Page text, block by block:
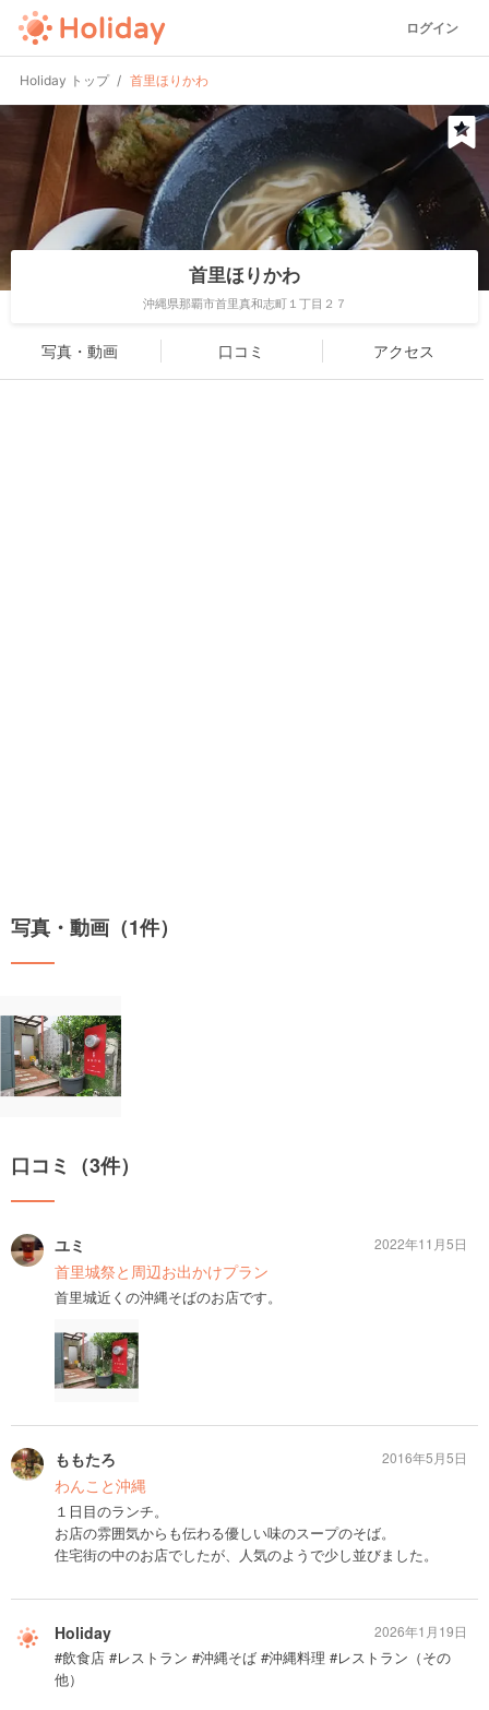
ログイン
Holiday トップ 首里ほりかわ
首里ほりかわ
沖縄県那覇市首里真和志町１丁目２７
写真・動画 口コミ アクセス
写真・動画（1件）
口コミ（3件）
ユミ
首里城祭と周辺お出かけプラン
首里城近くの沖縄そばのお店です。
2022年11月5日
ももたろ
わんこと沖縄
１日目のランチ。
お店の雰囲気からも伝わる優しい味のスープのそば。
住宅街の中のお店でしたが、人気のようで少し並びました。
2016年5月5日
Holiday
#飲食店 #レストラン #沖縄そば #沖縄料理 #レストラン（その
他）
2026年1月19日